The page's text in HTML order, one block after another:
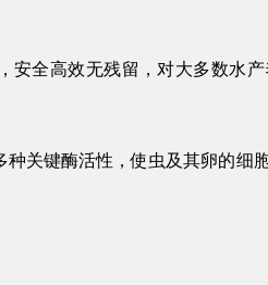
全高效无残留，对大多数水
关键酶活性，使虫及其卵的细